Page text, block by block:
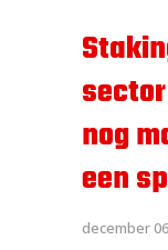
nog
een
december 06